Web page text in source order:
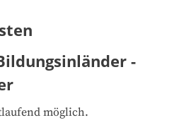
-
möglich.